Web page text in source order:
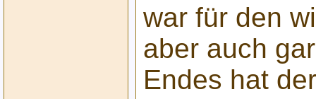
war für den
aber auch
Endes hat